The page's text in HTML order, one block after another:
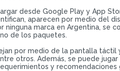
desde Google Play y App
aparecen por medio del
ninguna marca en Argentina, se
de los paquetes.
por medio de la pantalla
otros. Además, se puede
y